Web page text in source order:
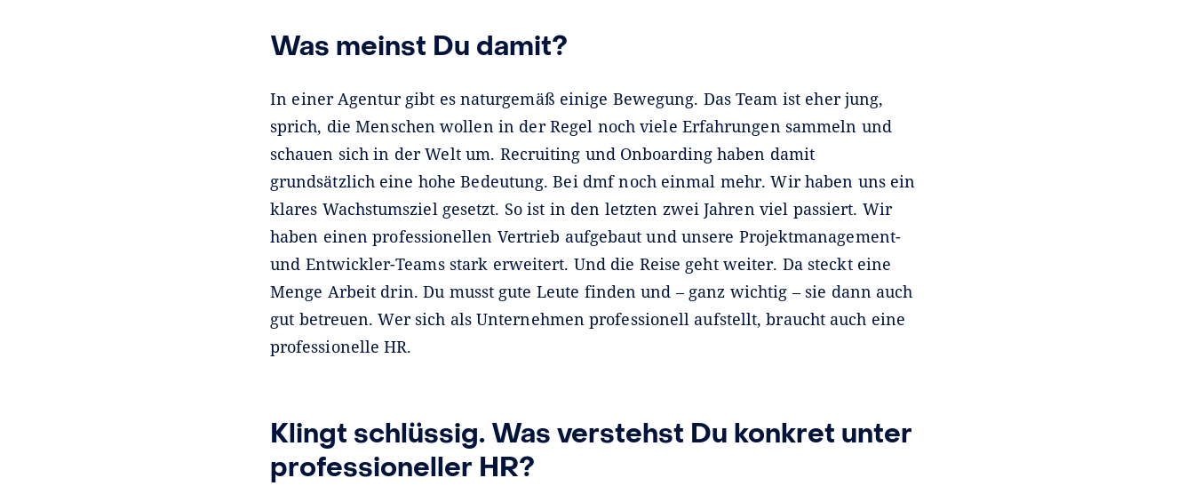
Was meinst Du damit?
In einer Agentur gibt es naturgemäß einige Bewegung. Das Team ist eher jung,
sprich, die Menschen wollen in der Regel noch viele Erfahrungen sammeln und
schauen sich in der Welt um. Recruiting und Onboarding haben damit
grundsätzlich eine hohe Bedeutung. Bei dmf noch einmal mehr. Wir haben uns ein
klares Wachstumsziel gesetzt. So ist in den letzten zwei Jahren viel passiert. Wir
haben einen professionellen Vertrieb aufgebaut und unsere Projektmanagement-
und Entwickler-Teams stark erweitert. Und die Reise geht weiter. Da steckt eine
Menge Arbeit drin. Du musst gute Leute finden und – ganz wichtig – sie dann auch
gut betreuen. Wer sich als Unternehmen professionell aufstellt, braucht auch eine
professionelle HR.
Klingt schlüssig. Was verstehst Du konkret unter
professioneller HR?